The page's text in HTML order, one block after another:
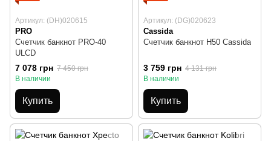
Артикул: (DH)020615
PRO
Счетчик банкнот PRO-40
ULCD
7 078 грн 7 450 грн
В наличии
Купить
Артикул: (DG)020623
Cassida
Счетчик банкнот H50 Cassida
3 759 грн 4 131 грн
В наличии
Купить